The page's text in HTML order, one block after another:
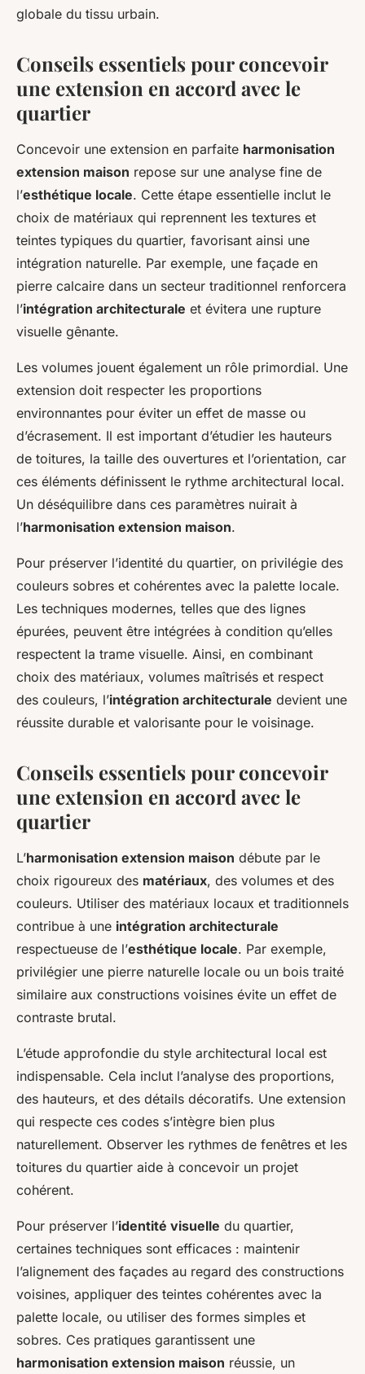
globale du tissu urbain.
Conseils essentiels pour concevoir
une extension en accord avec le
quartier
Concevoir une extension en parfaite harmonisation
extension maison repose sur une analyse fine de
l’esthétique locale. Cette étape essentielle inclut le
choix de matériaux qui reprennent les textures et
teintes typiques du quartier, favorisant ainsi une
intégration naturelle. Par exemple, une façade en
pierre calcaire dans un secteur traditionnel renforcera
l’intégration architecturale et évitera une rupture
visuelle gênante.
Les volumes jouent également un rôle primordial. Une
extension doit respecter les proportions
environnantes pour éviter un effet de masse ou
d’écrasement. Il est important d’étudier les hauteurs
de toitures, la taille des ouvertures et l’orientation, car
ces éléments définissent le rythme architectural local.
Un déséquilibre dans ces paramètres nuirait à
l’harmonisation extension maison.
Pour préserver l’identité du quartier, on privilégie des
couleurs sobres et cohérentes avec la palette locale.
Les techniques modernes, telles que des lignes
épurées, peuvent être intégrées à condition qu’elles
respectent la trame visuelle. Ainsi, en combinant
choix des matériaux, volumes maîtrisés et respect
des couleurs, l’intégration architecturale devient une
réussite durable et valorisante pour le voisinage.
Conseils essentiels pour concevoir
une extension en accord avec le
quartier
L’harmonisation extension maison débute par le
choix rigoureux des matériaux, des volumes et des
couleurs. Utiliser des matériaux locaux et traditionnels
contribue à une intégration architecturale
respectueuse de l’esthétique locale. Par exemple,
privilégier une pierre naturelle locale ou un bois traité
similaire aux constructions voisines évite un effet de
contraste brutal.
L’étude approfondie du style architectural local est
indispensable. Cela inclut l’analyse des proportions,
des hauteurs, et des détails décoratifs. Une extension
qui respecte ces codes s’intègre bien plus
naturellement. Observer les rythmes de fenêtres et les
toitures du quartier aide à concevoir un projet
cohérent.
Pour préserver l’identité visuelle du quartier,
certaines techniques sont efficaces : maintenir
l’alignement des façades au regard des constructions
voisines, appliquer des teintes cohérentes avec la
palette locale, ou utiliser des formes simples et
sobres. Ces pratiques garantissent une
harmonisation extension maison réussie, un